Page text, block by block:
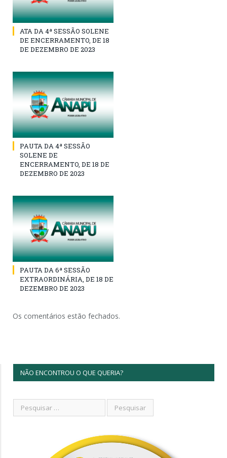
ATA DA 4ª SESSÃO SOLENE
DE ENCERRAMENTO, DE 18
DE DEZEMBRO DE 2023
PAUTA DA 4ª SESSÃO
SOLENE DE
ENCERRAMENTO, DE 18 DE
DEZEMBRO DE 2023
PAUTA DA 6ª SESSÃO
EXTRAORDINÁRIA, DE 18 DE
DEZEMBRO DE 2023
Os comentários estão fechados.
NÃO ENCONTROU O QUE QUERIA?